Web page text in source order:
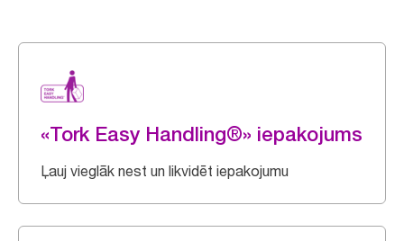
«Tork Easy Handling®» iepakojums
Ļauj vieglāk nest un likvidēt iepakojumu